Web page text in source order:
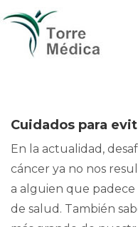
Cuidados para
En la actualidad,
cáncer ya no nos
a alguien que
de salud. También